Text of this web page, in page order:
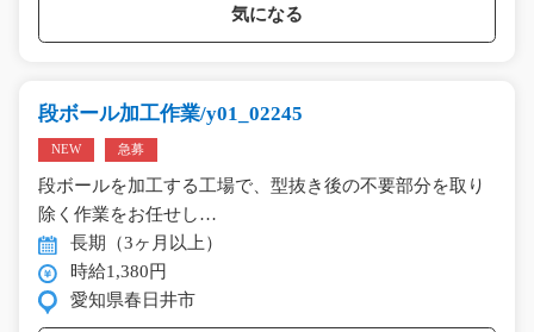
気になる
段ボール加工作業/y01_02245
NEW 急募
段ボールを加工する工場で、型抜き後の不要部分を取り
除く作業をお任せし…
長期（3ヶ月以上）
時給1,380円
愛知県春日井市